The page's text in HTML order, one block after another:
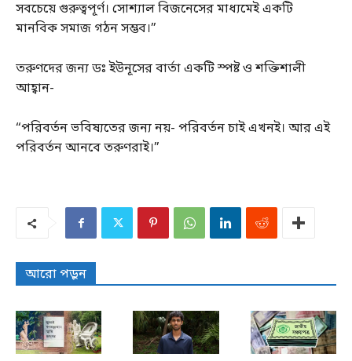
সবচেয়ে গুরুত্বপূর্ণ। সোশ্যাল বিজনেসের মাধ্যমেই একটি
মানবিক সমাজ গঠন সম্ভব।”
তরুণদের জন্য ডঃ ইউনূসের বার্তা একটি স্পষ্ট ও শক্তিশালী
আহ্বান-
“পরিবর্তন ভবিষ্যতের জন্য নয়- পরিবর্তন চাই এখনই। আর এই
পরিবর্তন আনবে তরুণরাই।”
আরো পড়ুন